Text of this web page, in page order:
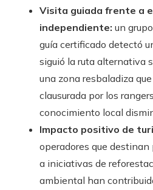
Visita guiada frente a
independiente: un
guía certificado detectó
siguió la ruta alternativa
una zona resbaladiza
clausurada por los
conocimiento local
Impacto positivo de
operadores que destinan
a iniciativas de
ambiental han